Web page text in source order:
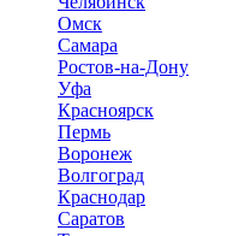
Омск
Самара
Ростов-на-Дону
Уфа
Красноярск
Пермь
Воронеж
Волгоград
Краснодар
Саратов